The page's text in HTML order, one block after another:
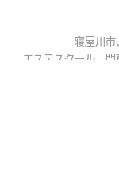
寝屋川市
エステスクール　